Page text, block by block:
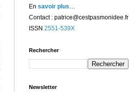
En savoir plus…
Contact : patrice@cestpasmonidee.fr
ISSN 2551-539X
Rechercher
Newsletter